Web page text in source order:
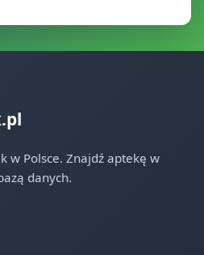
w Polsce. Znajdź aptekę w
danych.